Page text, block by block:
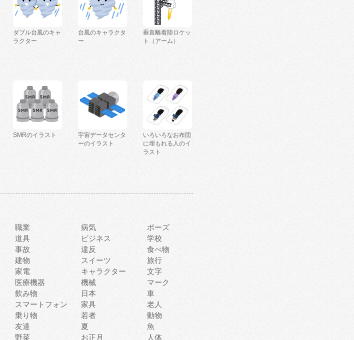
ダブル台風のキャ
ラクター
台風のキャラクタ
ー
垂直離着陸ロケッ
ト（アーム）
SMRのイラスト
宇宙データセンタ
ーのイラスト
いろいろなお布団
に埋もれる人のイ
ラスト
職業 病気
ポーズ
道具 ビジネス
学校
事故 違反
食べ物
建物 スイーツ
旅行
家電 キャラクター
文字
医療機器 機械
マーク
飲み物 日本
車
スマートフォン 家具
老人
乗り物 若者
動物
友達 夏
魚
野菜 お正月 人体